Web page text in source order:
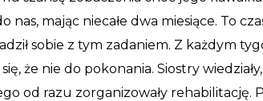
nas, mając niecałe dwa miesiące. To
sobie z tym zadaniem. Z każdym
że nie do pokonania. Siostry
od razu zorganizowały rehabilitację.